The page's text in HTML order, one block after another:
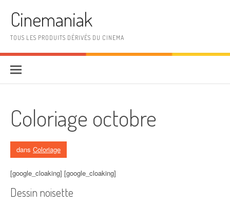
Cinemaniak
TOUS LES PRODUITS DÉRIVÉS DU CINEMA
Coloriage octobre
dans Coloriage
[google_cloaking] [google_cloaking]
Dessin noisette